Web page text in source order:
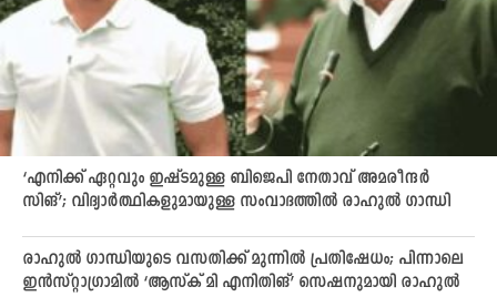
‘എനിക്ക് ഏറ്റവും ഇഷ്ടമുള്ള ബിജെപി നേതാവ് അമരീന്ദർ
സിങ്’; വിദ്യാർത്ഥികളുമായുള്ള സംവാദത്തിൽ രാഹുൽ ഗാന്ധി
രാഹുൽ ഗാന്ധിയുടെ വസതിക്ക് മുന്നിൽ പ്രതിഷേധം; പിന്നാലെ
ഇൻസ്റ്റാഗ്രാമിൽ ‘ആസ്ക് മി എനിതിങ്’ സെഷനുമായി രാഹുൽ